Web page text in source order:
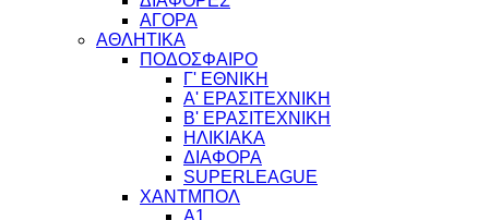
ΑΓΟΡΑ
ΑΘΛΗΤΙΚΑ
ΠΟΔΟΣΦΑΙΡΟ
Γ' ΕΘΝΙΚΗ
Α' ΕΡΑΣΙΤΕΧΝΙΚΗ
Β' ΕΡΑΣΙΤΕΧΝΙΚΗ
ΗΛΙΚΙΑΚΑ
ΔΙΑΦΟΡΑ
SUPERLEAGUE
ΧΑΝΤΜΠΟΛ
Α1